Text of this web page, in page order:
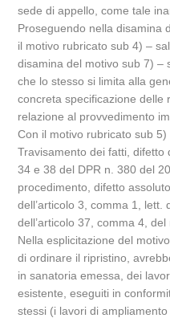
sede di appello, come tale
Proseguendo nella disamina
il motivo rubricato sub 4) –
disamina del motivo sub 7) –
che lo stesso si limita alla
concreta specificazione delle
relazione al provvedimento
Con il motivo rubricato sub
Travisamento dei fatti, difetto
34 e 38 del DPR n. 380 del
procedimento, difetto
dell’articolo 3, comma 1, lett.
dell’articolo 37, comma 4,
Nella esplicitazione del
di ordinare il ripristino,
in sanatoria emessa, dei
esistente, eseguiti in
stessi (i lavori di